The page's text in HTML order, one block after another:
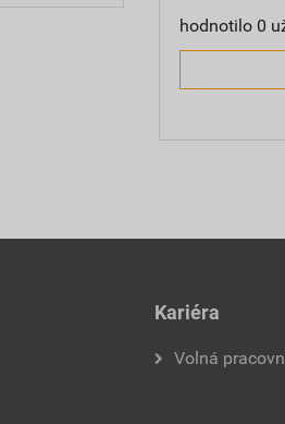
hodnotilo 0
Kariéra
Volná